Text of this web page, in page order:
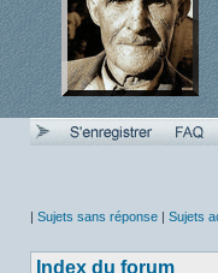
| Sujets sans réponse | Sujets
Index du forum